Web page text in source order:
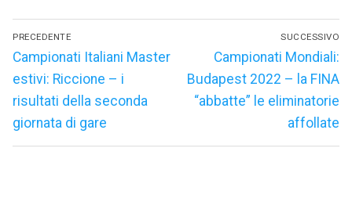
Navigazione
articoli
PRECEDENTE
Articolo
precedente:
Campionati Italiani Master
estivi: Riccione – i
risultati della seconda
giornata di gare
SUCCESSIVO
Articolo
successivo:
Campionati Mondiali:
Budapest 2022 – la FINA
“abbatte” le eliminatorie
affollate